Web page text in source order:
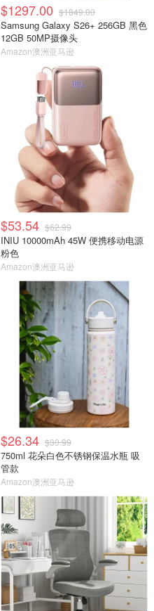
$1297.00 $1849.00
Samsung Galaxy S26+ 256GB 黑色
12GB 50MP摄像头
Amazon澳洲亚马逊
$53.54 $62.99
INIU 10000mAh 45W 便携移动电源
粉色
Amazon澳洲亚马逊
$26.34 $30.99
750ml 花朵白色不锈钢保温水瓶 吸
管款
Amazon澳洲亚马逊